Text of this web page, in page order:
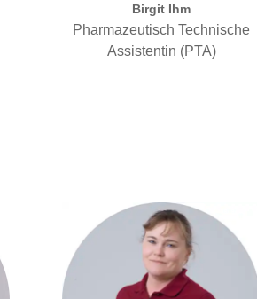
Birgit Ihm
Pharmazeutisch Technische
Assistentin (PTA)